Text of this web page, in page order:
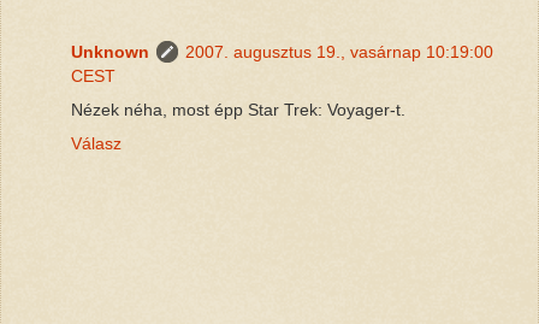
Unknown
2007. augusztus 19., vasárnap 10:19:00
CEST
Nézek néha, most épp Star Trek: Voyager-t.
Válasz